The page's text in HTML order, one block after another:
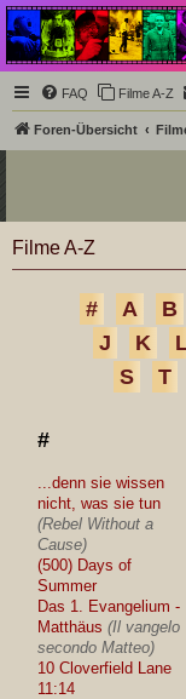
Underground
Community
Die Underground Film
für Cineasten und
FAQ Filme A-Z
Foren-Übersicht
Filme A-Z
# A B
J
K
S
T
#
...denn sie wissen
nicht, was sie tun
(Rebel Without a
Cause)
(500) Days of
Summer
Das 1. Evangelium -
Matthäus (Il vangelo
secondo Matteo)
10 Cloverfield Lane
11:14